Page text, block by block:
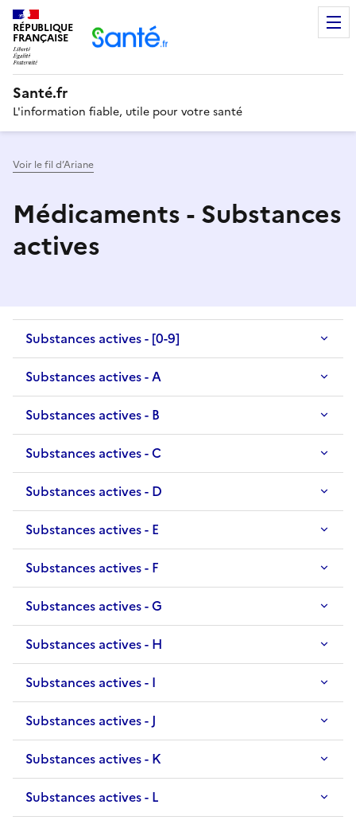
RÉPUBLIQUE
FRANÇAISE
Santé.fr
L'information fiable, utile pour votre santé
Voir le fil d’Ariane
Médicaments - Substances
actives
Substances actives - [0-9]
Substances actives - A
Substances actives - B
Substances actives - C
Substances actives - D
Substances actives - E
Substances actives - F
Substances actives - G
Substances actives - H
Substances actives - I
Substances actives - J
Substances actives - K
Substances actives - L